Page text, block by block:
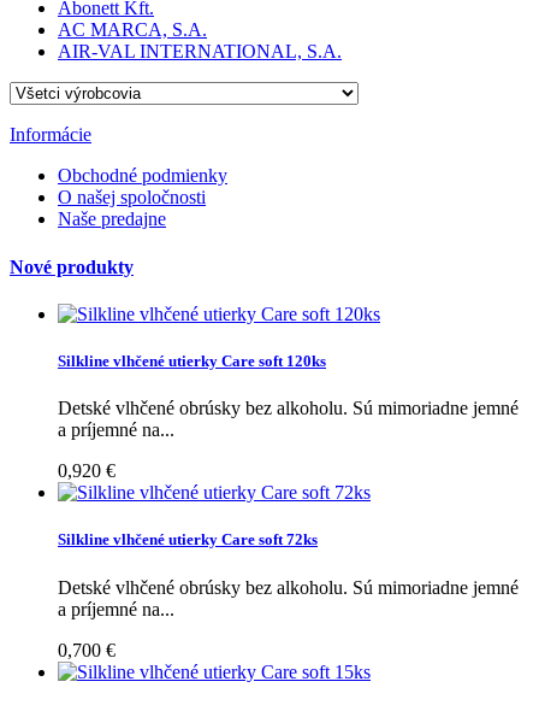
Abonett Kft.
AC MARCA, S.A.
AIR-VAL INTERNATIONAL, S.A.
Informácie
Obchodné podmienky
O našej spoločnosti
Naše predajne
Nové produkty
Silkline vlhčené utierky Care soft 120ks
Detské vlhčené obrúsky bez alkoholu. Sú mimoriadne jemné
a príjemné na...
0,920 €
Silkline vlhčené utierky Care soft 72ks
Detské vlhčené obrúsky bez alkoholu. Sú mimoriadne jemné
a príjemné na...
0,700 €